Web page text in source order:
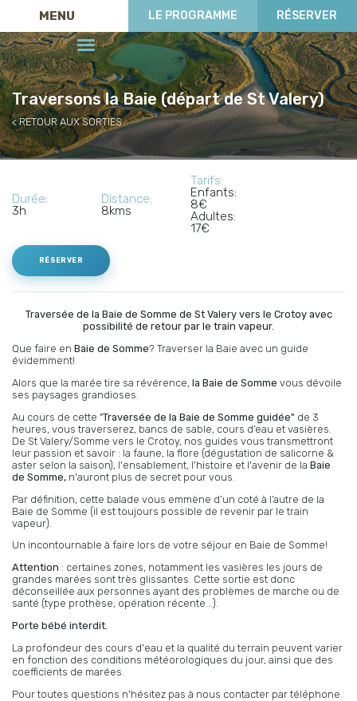
MENU LE PROGRAMME RÉSERVER
Traversons la Baie (départ de St Valery)
RETOUR AUX SORTIES
Durée:
3h
Distance:
8kms
Tarifs:
Enfants:
8€
Adultes:
17€
RÉSERVER
Traversée de la Baie de Somme de St Valery vers le Crotoy avec
possibilité de retour par le train vapeur.
Que faire en Baie de Somme? Traverser la Baie avec un guide
évidemment!
Alors que la marée tire sa révérence, la Baie de Somme vous dévoile
ses paysages grandioses.
Au cours de cette "Traversée de la Baie de Somme guidée" de 3
heures, vous traverserez, bancs de sable, cours d’eau et vasières.
De St Valery/Somme vers le Crotoy, nos guides vous transmettront
leur passion et savoir : la faune, la flore (dégustation de salicorne &
aster selon la saison), l'ensablement, l'histoire et l'avenir de la Baie
de Somme, n'auront plus de secret pour vous.
Par définition, cette balade vous emmène d’un coté à l’autre de la
Baie de Somme (il est toujours possible de revenir par le train
vapeur).
Un incontournable à faire lors de votre séjour en Baie de Somme!
Attention : certaines zones, notamment les vasières les jours de
grandes marées sont très glissantes. Cette sortie est donc
déconseillée aux personnes ayant des problèmes de marche ou de
santé (type prothèse, opération récente...).
Porte bébé interdit.
La profondeur des cours d'eau et la qualité du terrain peuvent varier
en fonction des conditions météorologiques du jour, ainsi que des
coefficients de marées.
Pour toutes questions n'hésitez pas à nous contacter par téléphone.